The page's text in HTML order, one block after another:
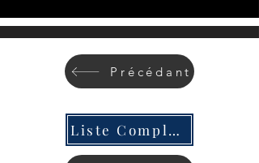
Précédant
Liste Complète